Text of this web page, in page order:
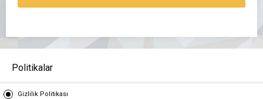
Politikalar
Gizlilik Politikası